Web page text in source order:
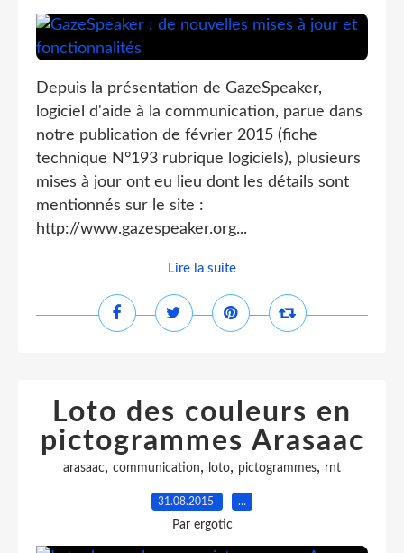
Depuis la présentation de GazeSpeaker,
logiciel d'aide à la communication, parue dans
notre publication de février 2015 (fiche
technique N°193 rubrique logiciels), plusieurs
mises à jour ont eu lieu dont les détails sont
mentionnés sur le site :
http://www.gazespeaker.org...
Lire la suite
Loto des couleurs en
pictogrammes Arasaac
arasaac, communication, loto, pictogrammes, rnt
31.08.2015 …
Par ergotic